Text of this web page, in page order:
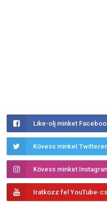
Like-olj minket
Kövess minket
Kövess minket
Iratkozz fel YouTube-